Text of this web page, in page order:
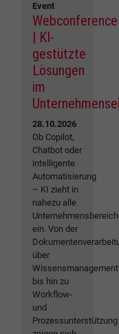
Event
Webconference
| KI-
gestützte
Lösungen
im
28.10.2026
Ob Copilot,
Chatbot oder
intelligente
Automatisierung
– KI zieht in
nahezu alle
ein. Von der
über
Wissensmanagement
bis hin zu
Workflow-
und
Prozessunterstützung